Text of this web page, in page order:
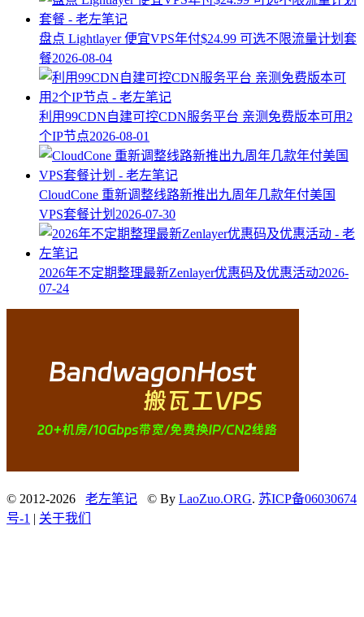
盘点 Lightlayer 便宜VPS年付$24.99 可选不限流量计划套
餐2026-08-04
利用99CDN自建可控CDN服务平台 亲测免费版本可用2
个IP节点2026-08-01
CloudCone 重新调整线路新推出九周年几款年付美国
VPS套餐计划 2026-07-30
2026年不定期整理最新Zenlayer优惠码及优惠活动2026-
07-24
© 2012-2026 老左笔记 © By LaoZuo.ORG. 苏ICP备06030674
号-1 | 关于我们